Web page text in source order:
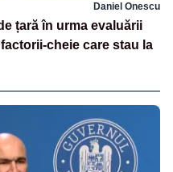
Daniel Onescu
țară în urma evaluării
cheie care stau la